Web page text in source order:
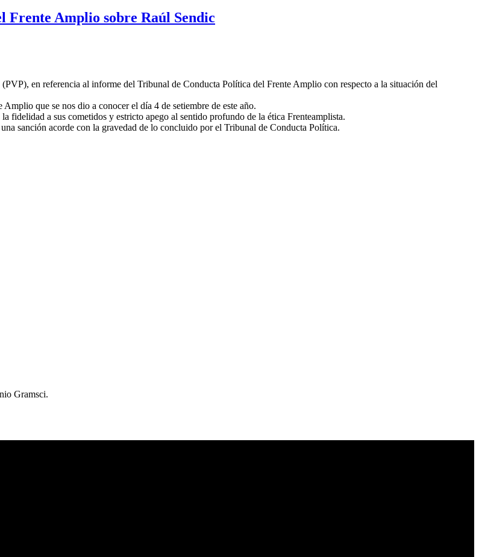
Amplio sobre Raúl Sendic
en referencia al informe del Tribunal de Conducta Política del Frente Amplio con respecto a la situación del
que se nos dio a conocer el día 4 de setiembre de este año.
fidelidad a sus cometidos y estricto apego al sentido profundo de la ética Frenteamplista.
sanción acorde con la gravedad de lo concluido por el Tribunal de Conducta Política.
Gramsci.